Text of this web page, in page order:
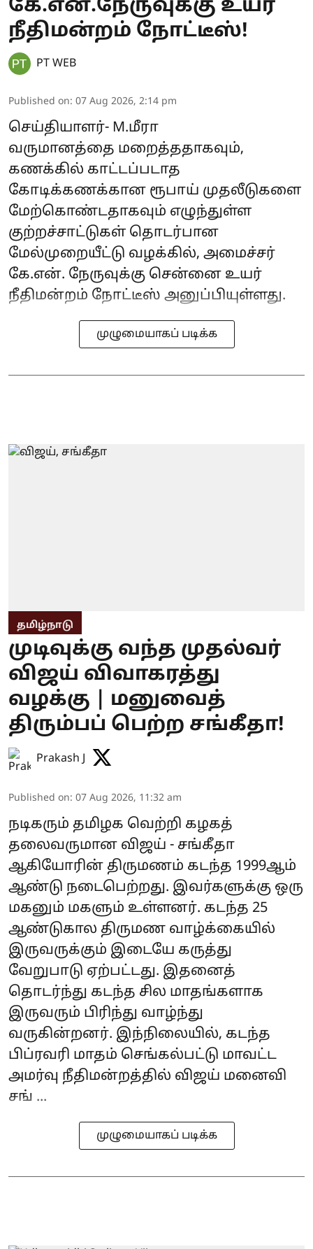
கே.என்.நேருவுக்கு உயர்
நீதிமன்றம் நோட்டீஸ்!
PT WEB
Published on: 07 Aug 2026, 2:14 pm
செய்தியாளர்- M.மீரா
வருமானத்தை மறைத்ததாகவும்,
கணக்கில் காட்டப்படாத
கோடிக்கணக்கான ரூபாய் முதலீடுகளை
மேற்கொண்டதாகவும் எழுந்துள்ள
குற்றச்சாட்டுகள் தொடர்பான
மேல்முறையீட்டு வழக்கில், அமைச்சர்
கே.என். நேருவுக்கு சென்னை உயர்
நீதிமன்றம் நோட்டீஸ் அனுப்பியுள்ளது.
முழுமையாகப் படிக்க
தமிழ்நாடு
முடிவுக்கு வந்த முதல்வர்
விஜய் விவாகரத்து
வழக்கு | மனுவைத்
திரும்பப் பெற்ற சங்கீதா!
Prakash J
Published on: 07 Aug 2026, 11:32 am
நடிகரும் தமிழக வெற்றி கழகத்
தலைவருமான விஜய் - சங்கீதா
ஆகியோரின் திருமணம் கடந்த 1999ஆம்
ஆண்டு நடைபெற்றது. இவர்களுக்கு ஒரு
மகனும் மகளும் உள்ளனர். கடந்த 25
ஆண்டுகால திருமண வாழ்க்கையில்
இருவருக்கும் இடையே கருத்து
வேறுபாடு ஏற்பட்டது. இதனைத்
தொடர்ந்து கடந்த சில மாதங்களாக
இருவரும் பிரிந்து வாழ்ந்து
வருகின்றனர். இந்நிலையில், கடந்த
பிப்ரவரி மாதம் செங்கல்பட்டு மாவட்ட
அமர்வு நீதிமன்றத்தில் விஜய் மனைவி
சங் ...
முழுமையாகப் படிக்க